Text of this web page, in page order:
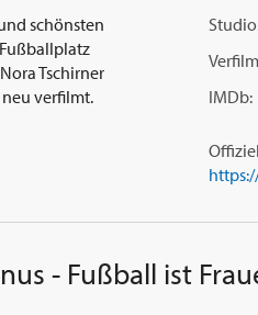
schönsten
Tschirner
neu verfilmt.
IMDb:
- Fußball ist